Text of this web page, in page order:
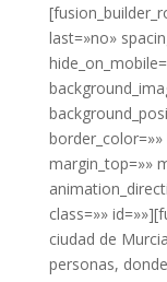
last=»no»
margin_top=»»
class=»»
ciudad de
personas,